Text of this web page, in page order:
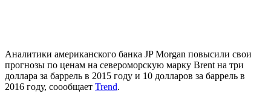
Аналитики американского банка JP Morgan повысили свои
прогнозы по ценам на североморскую марку Brent на три
доллара за баррель в 2015 году и 10 долларов за баррель в
2016 году, соообщает Trend.